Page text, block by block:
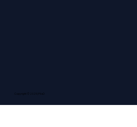
Copyright © 2025 | FilaO